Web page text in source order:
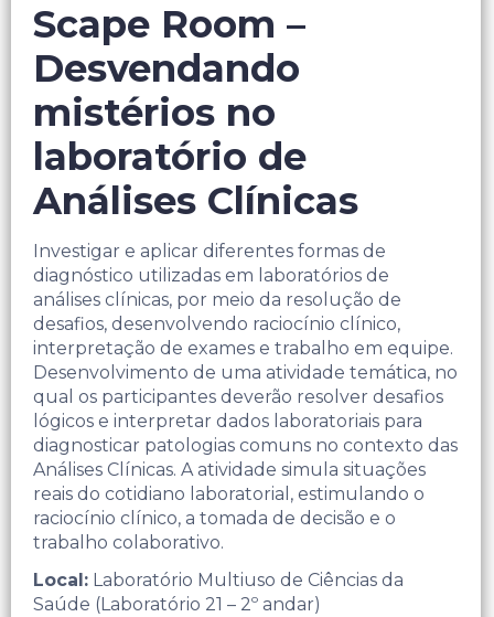
Scape Room –
Desvendando
mistérios no
laboratório de
Análises Clínicas
Investigar e aplicar diferentes formas de
diagnóstico utilizadas em laboratórios de
análises clínicas, por meio da resolução de
desafios, desenvolvendo raciocínio clínico,
interpretação de exames e trabalho em equipe.
Desenvolvimento de uma atividade temática, no
qual os participantes deverão resolver desafios
lógicos e interpretar dados laboratoriais para
diagnosticar patologias comuns no contexto das
Análises Clínicas. A atividade simula situações
reais do cotidiano laboratorial, estimulando o
raciocínio clínico, a tomada de decisão e o
trabalho colaborativo.​
Local: Laboratório Multiuso de Ciências da
Saúde (Laboratório 21 – 2º andar)